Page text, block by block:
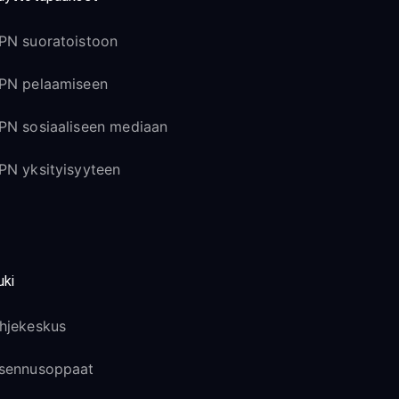
suoratoistoon
pelaamiseen
sosiaaliseen mediaan
yksityisyyteen